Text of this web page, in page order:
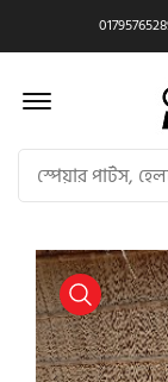
Offcanvas
product